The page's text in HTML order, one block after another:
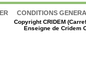
CONDITIONS
CopyrightCRIDEM
Enseigne de Cridem